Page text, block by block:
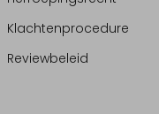
Klachtenprocedure
Reviewbeleid